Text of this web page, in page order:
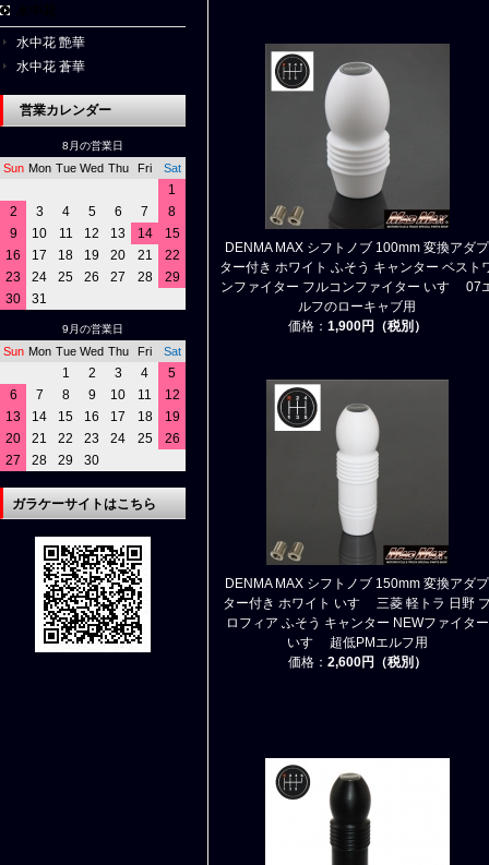
DENMA MAX シフトノブ 100mm 変換アダプ
ター付き ホワイト ふそう キャンター ベスト
ンファイター フルコンファイター いすゞ 07
ルフのローキャブ用
価格： 1,900円（税別）
DENMA MAX シフトノブ 150mm 変換アダプ
ター付き ホワイト いすゞ 三菱 軽トラ 日野
ロフィア ふそう キャンター NEWファイター
いすゞ 超低PMエルフ用
価格： 2,600円（税別）
水中花 艶華
水中花 蒼華
営業カレンダー
8月の営業日
Sun Mon Tue Wed Thu Fri Sat
1
2
3 4 5 6 7
8
9
10 11 12 13 14
15
16
17 18 19 20 21
22
23
24 25 26 27 28
29
30
31
9月の営業日
Sun Mon Tue Wed Thu Fri Sat
1 2 3 4
5
6
7 8 9 10 11
12
13
14 15 16 17 18
19
20
21 22 23 24 25
26
27
28 29 30
ガラケーサイトはこちら